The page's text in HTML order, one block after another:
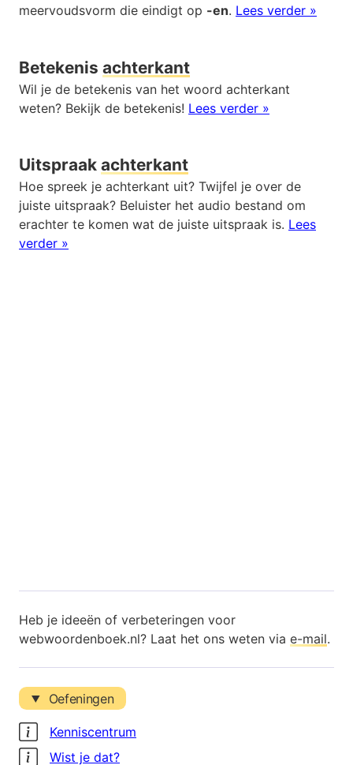
meervoudsvorm die eindigt op -en. Lees verder »
Betekenis achterkant
Wil je de betekenis van het woord achterkant
weten? Bekijk de betekenis! Lees verder »
Uitspraak achterkant
Hoe spreek je achterkant uit? Twijfel je over de
juiste uitspraak? Beluister het audio bestand om
erachter te komen wat de juiste uitspraak is. Lees
verder »
Heb je ideeën of verbeteringen voor
webwoordenboek.nl? Laat het ons weten via e-mail.
Oefeningen
Kenniscentrum
Wist je dat?